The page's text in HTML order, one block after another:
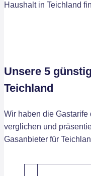
Haushalt in Teichland
Unsere 5
Teichland
Wir haben die
verglichen und
Gasanbieter für